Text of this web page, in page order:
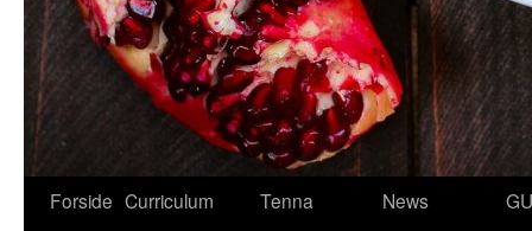
Hop
Forside Curriculum
Tenna
News